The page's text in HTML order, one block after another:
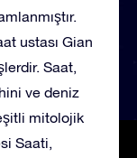
ustası Gian
Saat,
ve deniz
mitolojik
Saati,